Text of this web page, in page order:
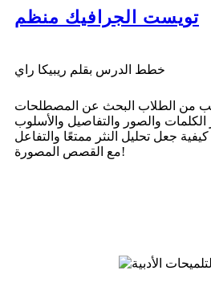
تويست الجرافيك منظم
خطط الدرس بقلم ريبيكا راي
من الطلاب البحث عن المصطلحات
الكلمات والصور والتفاصيل والأسلوب
جعل تحليل النثر ممتعًا والتفاعل
مع القصص المصورة!